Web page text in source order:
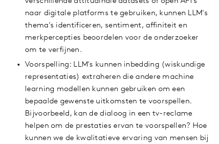
naar digitale platforms te gebruiken, kunnen LLM's
thema's identificeren, sentiment, affiniteit en
merkpercepties beoordelen voor de onderzoeker
om te verfijnen.
Voorspelling: LLM's kunnen inbedding (wiskundige
representaties) extraheren die andere machine
learning modellen kunnen gebruiken om een
bepaalde gewenste uitkomsten te voorspellen.
Bijvoorbeeld, kan de dialoog in een tv-reclame
helpen om de prestaties ervan te voorspellen? Hoe
kunnen we de kwalitatieve ervaring van mensen bij